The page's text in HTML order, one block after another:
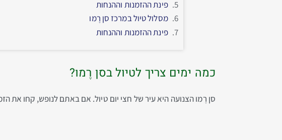
פינת ההזמנות וההנחות
מסלול טיול במרכז סן רֶמו
פינת ההזמנות וההנחות
כמה ימים צריך לטיול בסן רֶמו?
סן רֶמו הצנועה היא עיר של חצי יום טיול. אם באתם לנופש, קחו את